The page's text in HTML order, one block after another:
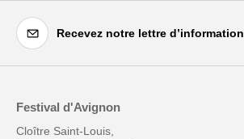
Recevez notre lettre d’information
Festival d'Avignon
Cloître Saint-Louis,